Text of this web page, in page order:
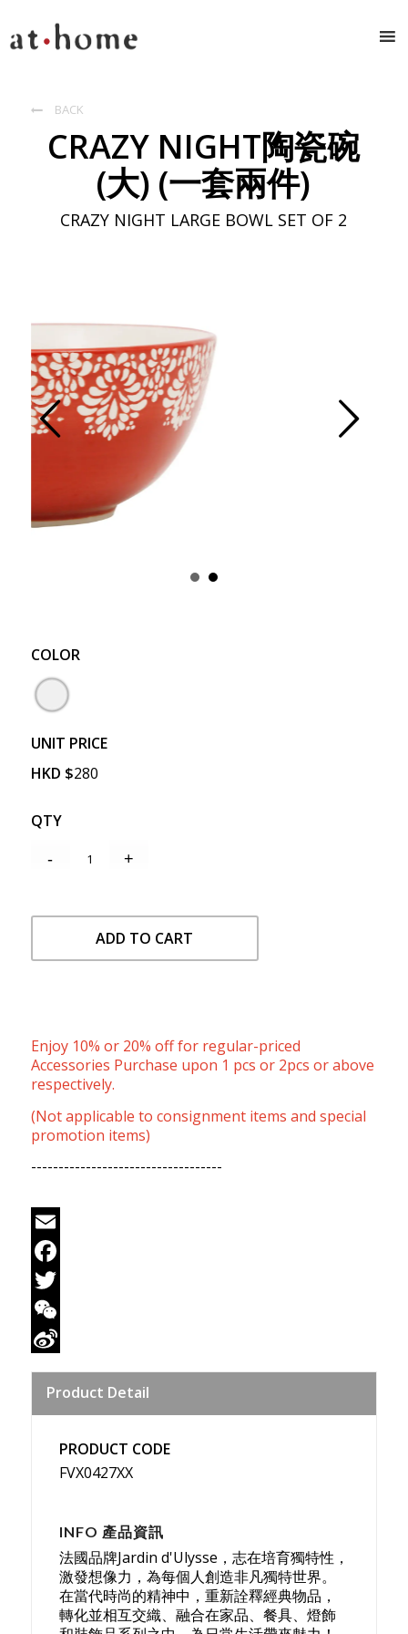
 BACK
CRAZY NIGHT陶瓷碗
(大) (一套兩件)
CRAZY NIGHT LARGE BOWL SET OF 2
Prev
COLOR
UNIT PRICE
HKD $280
QTY
ADD TO CART
Enjoy 10% or 20% off for regular-priced
Accessories Purchase upon 1 pcs or 2pcs or above
respectively.
(Not applicable to consignment items and special
promotion items)
-----------------------------------
Email
Facebook
Twitter
WeChat
Weibo
Product Detail
PRODUCT CODE
FVX0427XX
INFO 產品資訊
法國品牌Jardin d'Ulysse，志在培育獨特性，
激發想像力，為每個人創造非凡獨特世界。
在當代時尚的精神中，重新詮釋經典物品，
轉化並相互交織、融合在家品、餐具、燈飾